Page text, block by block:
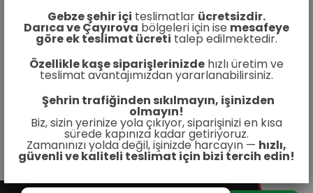
Gebze şehir içi teslimatlar ücretsizdir.
Darıca ve Çayırova bölgeleri için ise mesafeye
göre ek teslimat ücreti talep edilmektedir.
Özellikle kaşe siparişlerinizde hızlı üretim ve
teslimat avantajımızdan yararlanabilirsiniz.
Şehrin trafiğinden sıkılmayın, işinizden
olmayın!
Biz, sizin yerinize yola çıkıyor, siparişinizi en kısa
sürede kapınıza kadar getiriyoruz.
Zamanınızı yolda değil, işinizde harcayın — hızlı,
güvenli ve kaliteli teslimat için bizi tercih edin!